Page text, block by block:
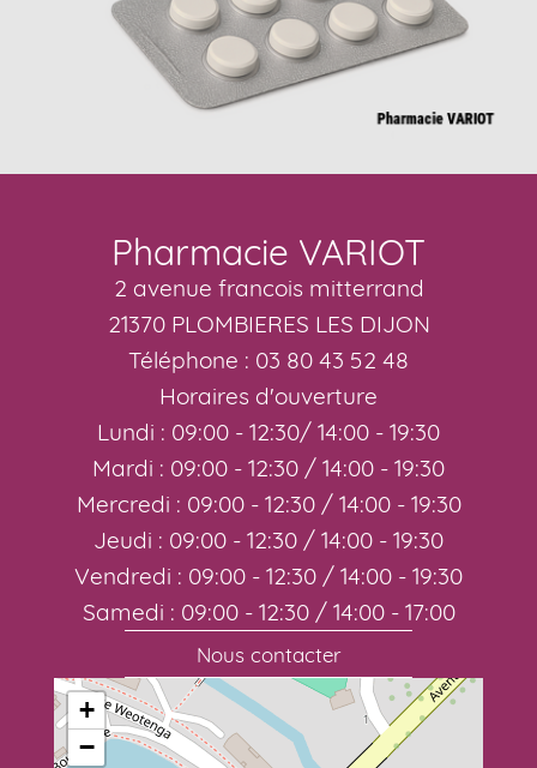
+
−
Pharmacie VARIOT
2 avenue francois mitterrand
21370 PLOMBIERES LES DIJON
Téléphone : 03 80 43 52 48
Horaires d'ouverture
Lundi : 09:00 - 12:30/ 14:00 - 19:30
Mardi : 09:00 - 12:30 / 14:00 - 19:30
Mercredi : 09:00 - 12:30 / 14:00 - 19:30
Jeudi : 09:00 - 12:30 / 14:00 - 19:30
Vendredi : 09:00 - 12:30 / 14:00 - 19:30
Samedi : 09:00 - 12:30 / 14:00 - 17:00
Nous contacter